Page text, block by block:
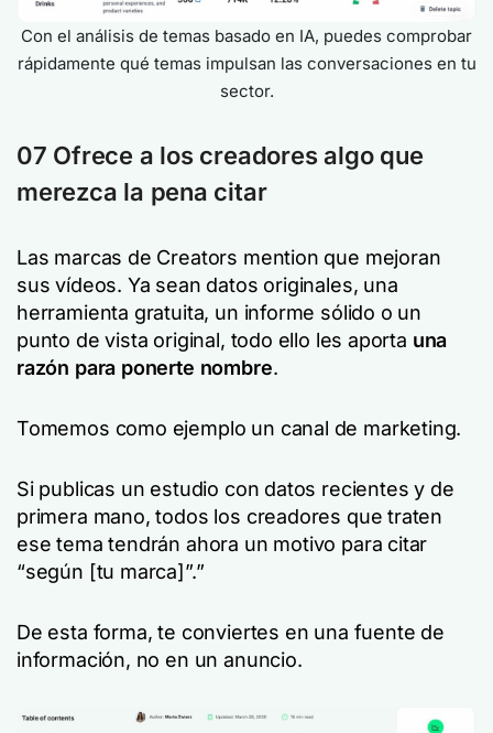
Con el análisis de temas basado en IA, puedes comprobar
rápidamente qué temas impulsan las conversaciones en tu
sector.
07 Ofrece a los creadores algo que
merezca la pena citar
Las marcas de Creators mention que mejoran
sus vídeos. Ya sean datos originales, una
herramienta gratuita, un informe sólido o un
punto de vista original, todo ello les aporta una
razón para ponerte nombre.
Tomemos como ejemplo un canal de marketing.
Si publicas un estudio con datos recientes y de
primera mano, todos los creadores que traten
ese tema tendrán ahora un motivo para citar
“según [tu marca]”.”
De esta forma, te conviertes en una fuente de
información, no en un anuncio.